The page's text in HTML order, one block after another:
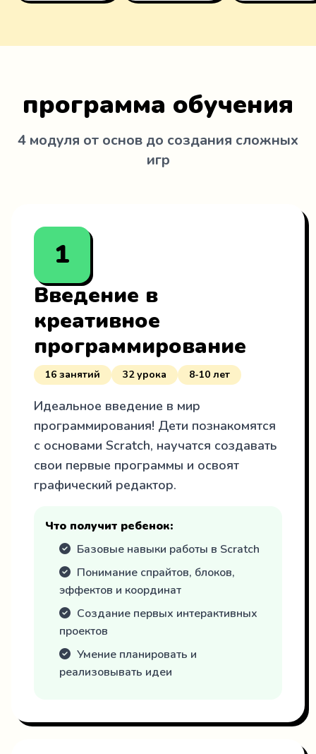
программа обучения
4 модуля от основ до создания сложных
игр
1
Введение в
креативное
программирование
16 занятий 32 урока 8-10 лет
Идеальное введение в мир
программирования! Дети познакомятся
с основами Scratch, научатся создавать
свои первые программы и освоят
графический редактор.
Что получит ребенок:
Базовые навыки работы в Scratch
Понимание спрайтов, блоков,
эффектов и координат
Создание первых интерактивных
проектов
Умение планировать и
реализовывать идеи